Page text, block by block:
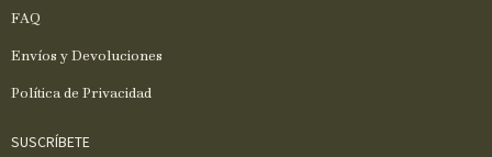
FAQ
Envíos y Devoluciones
Política de Privacidad
SUSCRÍBETE